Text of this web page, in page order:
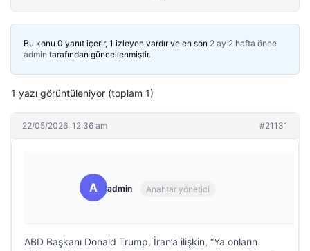
Bu konu 0 yanıt içerir, 1 izleyen vardır ve en son 2 ay 2 hafta önce
admin tarafından güncellenmiştir.
1 yazı görüntüleniyor (toplam 1)
22/05/2026: 12:36 am #21131
A admin Anahtar yönetici
ABD Başkanı Donald Trump, İran’a ilişkin, “Ya onların